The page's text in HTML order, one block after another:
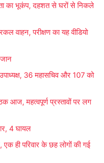
का भूकंप, दहशत से घरों से निकले
वाहन, परीक्षण का यह वीडियो
36 महासचिव और 107 को
आज, महत्वपूर्ण प्रस्तावों पर लग
4 घायल
ही परिवार के छह लोगों की गई